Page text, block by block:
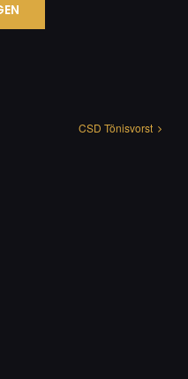
CSD Tönisvorst